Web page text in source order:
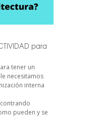
para
tener un
necesitamos
interna
pueden y se